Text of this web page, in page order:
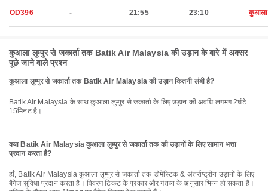
OD396 - 21:55 23:10 कुआला
कुआला लुम्पुर से जकार्ता तक Batik Air Malaysia की उड़ान के बारे में अक्सर
पूछे जाने वाले प्रश्न
कुआला लुम्पुर से जकार्ता तक Batik Air Malaysia की उड़ान कितनी लंबी है?
Batik Air Malaysia के साथ कुआला लुम्पुर से जकार्ता के लिए उड़ान की अवधि लगभग 2घंटे
15मिनट है।
क्या Batik Air Malaysia कुआला लुम्पुर से जकार्ता तक की उड़ानों के लिए सामान भत्ता
प्रदान करता है?
हाँ, Batik Air Malaysia कुआला लुम्पुर से जकार्ता तक डोमेस्टिक & अंतर्राष्ट्रीय उड़ानों के लिए
बैगेज सुविधा प्रदान करता है। विवरण टिकट के प्रकार और गंतव्य के अनुसार भिन्न हो सकता है।